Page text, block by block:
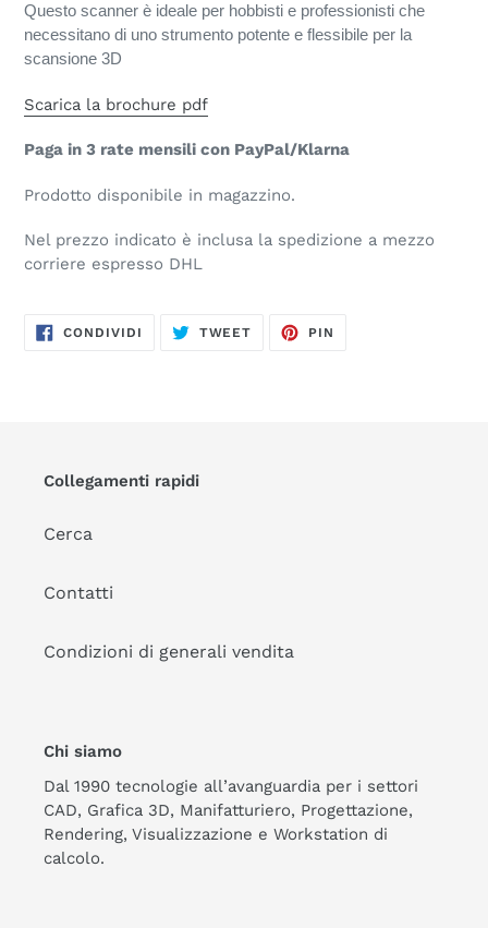
Questo scanner è ideale per hobbisti e professionisti che
necessitano di uno strumento potente e flessibile per la
scansione 3D
Scarica la brochure pdf
Paga in 3 rate mensili con PayPal/Klarna
Prodotto disponibile in magazzino.
Nel prezzo indicato è inclusa la spedizione a mezzo
corriere espresso DHL
CONDIVIDI CONDIVIDITWEET TWITTA PIN
Collegamenti rapidi
Cerca
Contatti
Condizioni di generali vendita
Chi siamo
Dal 1990 tecnologie all’avanguardia per i settori
CAD, Grafica 3D, Manifatturiero, Progettazione,
Rendering, Visualizzazione e Workstation di
calcolo.